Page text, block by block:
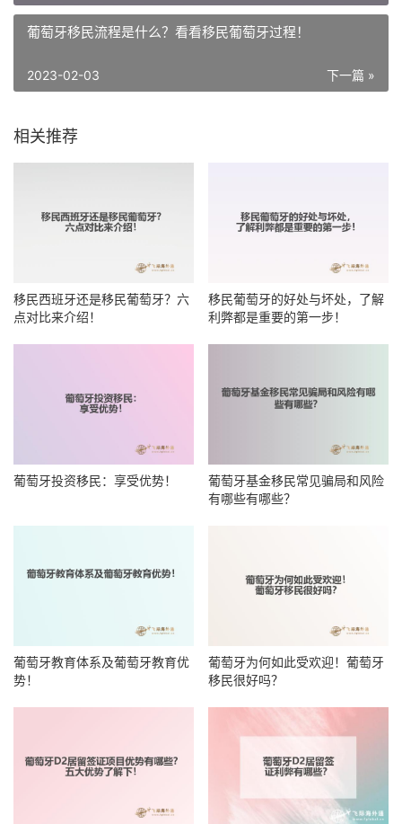
葡萄牙移民流程是什么？看看移民葡萄牙过程！
下一篇 »
2023-02-03
相关推荐
移民西班牙还是移民葡萄牙？六
点对比来介绍！
移民葡萄牙的好处与坏处，了解
利弊都是重要的第一步！
葡萄牙投资移民：享受优势！
葡萄牙基金移民常见骗局和风险
有哪些有哪些？
葡萄牙教育体系及葡萄牙教育优
势！
葡萄牙为何如此受欢迎！葡萄牙
移民很好吗？